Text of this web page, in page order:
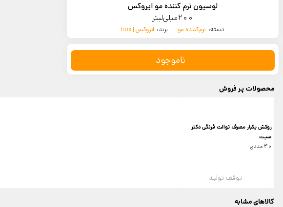
لوسیون نرم کننده مو ایروکس
200میلی‌لیتر
دسته: نرم‌کننده مو برند: ایروکس | Irox
ناموجود
محصولات پر فروش
روکش یکبار مصرف توالت فرنگی دکتر
سیت
40 عددی
توقف تولید
کالاهای مشابه